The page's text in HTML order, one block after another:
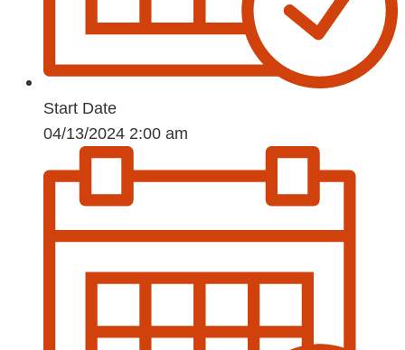
Start Date
04/13/2024 2:00 am